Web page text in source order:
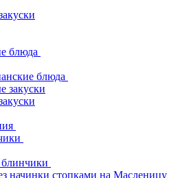
блюда
блюда
закуски
начинки стопками на Масленицу